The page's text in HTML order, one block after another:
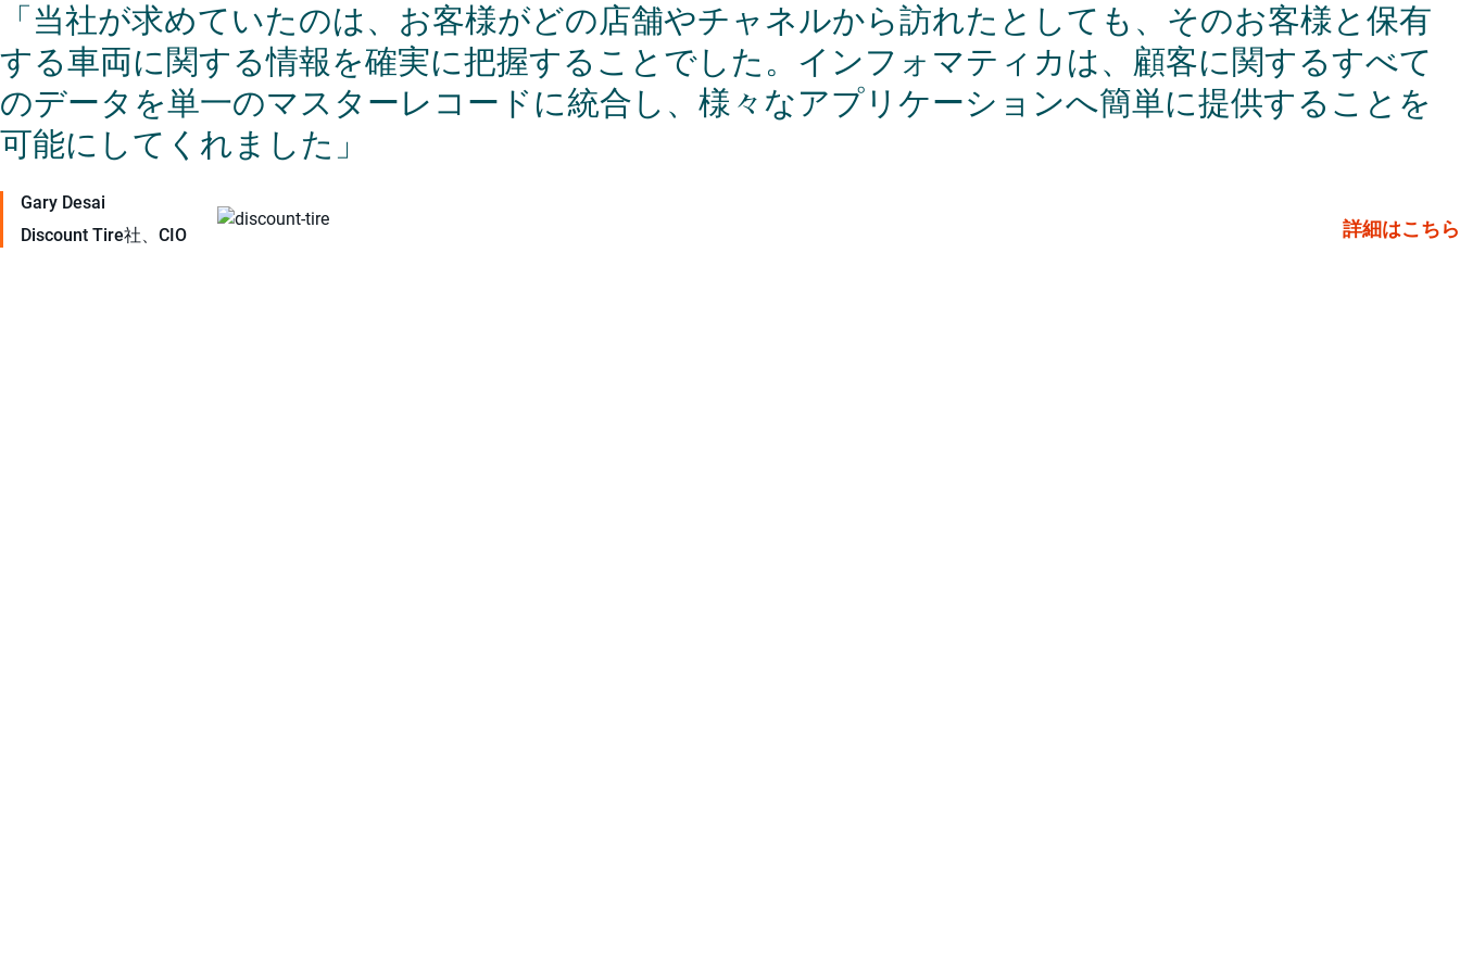
「当社が求めていたのは、お客様がどの店舗やチャネルから訪れたとしても、そのお客様と保有
する車両に関する情報を確実に把握することでした。インフォマティカは、顧客に関するすべて
のデータを単一のマスターレコードに統合し、様々なアプリケーションへ簡単に提供することを
可能にしてくれました」
Gary Desai
Discount Tire社、CIO
詳細はこちら